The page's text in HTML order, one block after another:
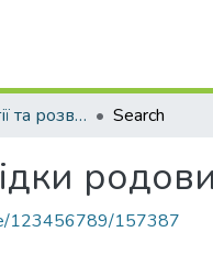
Кафедра геології та розвідки родовищ корисних копалин Search
123456789/157387